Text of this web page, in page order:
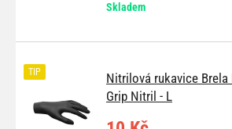
Skladem
Nitrilová rukavice Brela
Grip Nitril - L
TIP